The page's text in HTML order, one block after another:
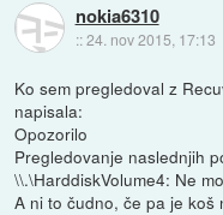
nokia6310
::24. nov 2015, 17:13
Ko sem pregledoval z
napisala:
Opozorilo
Pregledovanje naslednjih
\\.\HarddiskVolume4: Ne
A ni to čudno, če pa je koš